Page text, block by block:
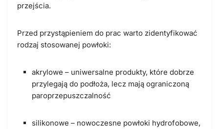
przejścia.
Przed przystąpieniem do prac warto zidentyfikować
rodzaj stosowanej powłoki:
akrylowe – uniwersalne produkty, które dobrze
przylegają do podłoża, lecz mają ograniczoną
paroprzepuszczalność
silikonowe – nowoczesne powłoki hydrofobowe,